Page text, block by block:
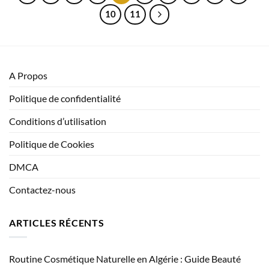
10
11
A Propos
Politique de confidentialité
Conditions d’utilisation
Politique de Cookies
DMCA
Contactez-nous
ARTICLES RÉCENTS
Routine Cosmétique Naturelle en Algérie : Guide Beauté